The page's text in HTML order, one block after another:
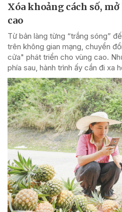
Xóa khoảng cách số,
cao
Từ bản làng từng “trắng sóng”
trên không gian mạng, chuyển
cửa" phát triển cho vùng cao.
phía sau, hành trình ấy cần đi xa